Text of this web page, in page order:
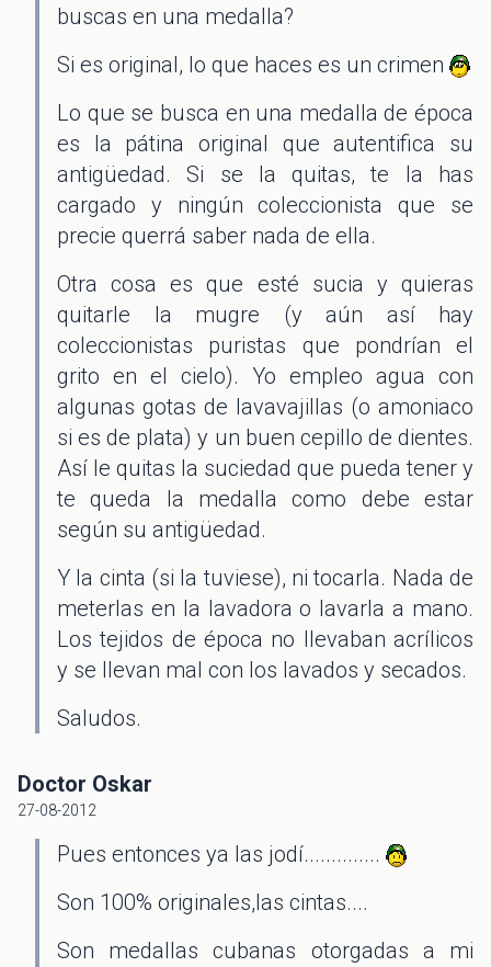
buscas en una medalla?
Si es original, lo que haces es un crimen
Lo que se busca en una medalla de época
es la pátina original que autentifica su
antigüedad. Si se la quitas, te la has
cargado y ningún coleccionista que se
precie querrá saber nada de ella.
Otra cosa es que esté sucia y quieras
quitarle la mugre (y aún así hay
coleccionistas puristas que pondrían el
grito en el cielo). Yo empleo agua con
algunas gotas de lavavajillas (o amoniaco
si es de plata) y un buen cepillo de dientes.
Así le quitas la suciedad que pueda tener y
te queda la medalla como debe estar
según su antigüedad.
Y la cinta (si la tuviese), ni tocarla. Nada de
meterlas en la lavadora o lavarla a mano.
Los tejidos de época no llevaban acrílicos
y se llevan mal con los lavados y secados.
Saludos.
Doctor Oskar
27-08-2012
Pues entonces ya las jodí..............
Son 100% originales,las cintas....
Son medallas cubanas otorgadas a mi